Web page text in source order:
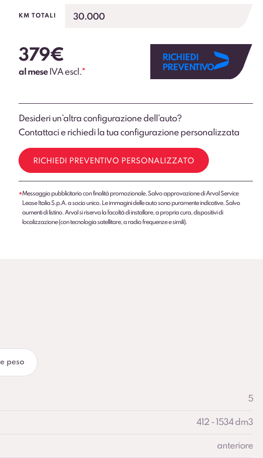
KM TOTALI 30.000
379€
al mese IVA escl.*
RICHIEDI
PREVENTIVO
Desideri un’altra configurazione dell’auto?
Contattaci e richiedi la tua configurazione personalizzata
RICHIEDI PREVENTIVO PERSONALIZZATO
*Messaggio pubblicitario con finalità promozionale. Salvo approvazione di Arval Service
Lease Italia S.p.A. a socio unico. Le immagini delle auto sono puramente indicative. Salvo
aumenti di listino. Arval si riserva la facoltà di installare, a propria cura, dispositivi di
localizzazione (con tecnologia satellitare, a radio frequenze e simili).
peso
5
412 - 1534 dm3
anteriore